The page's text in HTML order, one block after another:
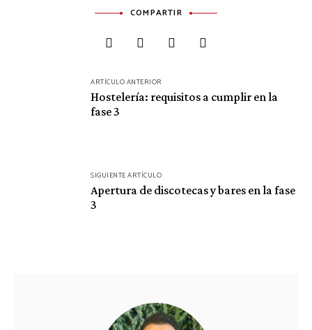
COMPARTIR
ARTÍCULO ANTERIOR
Hostelería: requisitos a cumplir en la
fase 3
SIGUIENTE ARTÍCULO
Apertura de discotecas y bares en la fase
3